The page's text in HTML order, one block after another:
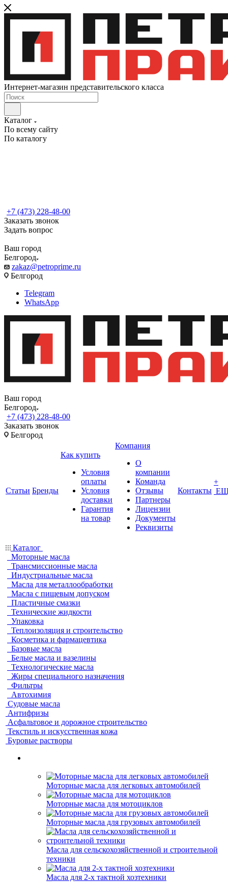
Интернет-магазин представительского класса
Каталог
По всему сайту
По каталогу
+7 (473) 228-48-00
Заказать звонок
Задать вопрос
Ваш город
Белгород
zakaz@petroprime.ru
Белгород
Telegram
WhatsApp
Ваш город
Белгород
+7 (473) 228-48-00
Заказать звонок
Белгород
Статьи Бренды
Как купить
Условия
оплаты
Условия
доставки
Гарантия
на товар
Компания
О
компании
Команда
Отзывы
Партнеры
Лицензии
Документы
Реквизиты
Контакты
+
Каталог
Моторные масла
Трансмиссионные масла
Индустриальные масла
Масла для металлообработки
Масла с пищевым допуском
Пластичные смазки
Технические жидкости
Упаковка
Теплоизоляция и строительство
Косметика и фармацевтика
Базовые масла
Белые масла и вазелины
Технологические масла
Жиры специального назначения
Фильтры
Автохимия
Судовые масла
Антифризы
Асфальтовое и дорожное строительство
Текстиль и искусственная кожа
Буровые растворы
Моторные масла для легковых автомобилей
Моторные масла для мотоциклов
Моторные масла для грузовых автомобилей
Масла для сельскохозяйственной и строительной
техники
Масла для 2-х тактной хозтехники